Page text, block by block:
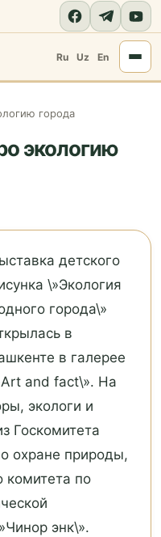
Ru Uz En
города
экологию
детского
\»Экология
города\»
в
в галерее
and fact\». На
экологи и
Госкомитета
охране природы,
комитета по
энк\».